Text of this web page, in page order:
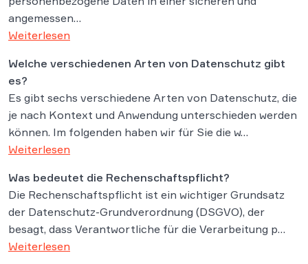
angemessen…
Weiterlesen
Welche verschiedenen Arten von Datenschutz gibt
es?
Es gibt sechs verschiedene Arten von Datenschutz, die
je nach Kontext und Anwendung unterschieden werden
können. Im folgenden haben wir für Sie die w…
Weiterlesen
Was bedeutet die Rechenschaftspflicht?
Die Rechenschaftspflicht ist ein wichtiger Grundsatz
der Datenschutz-Grundverordnung (DSGVO), der
besagt, dass Verantwortliche für die Verarbeitung p…
Weiterlesen